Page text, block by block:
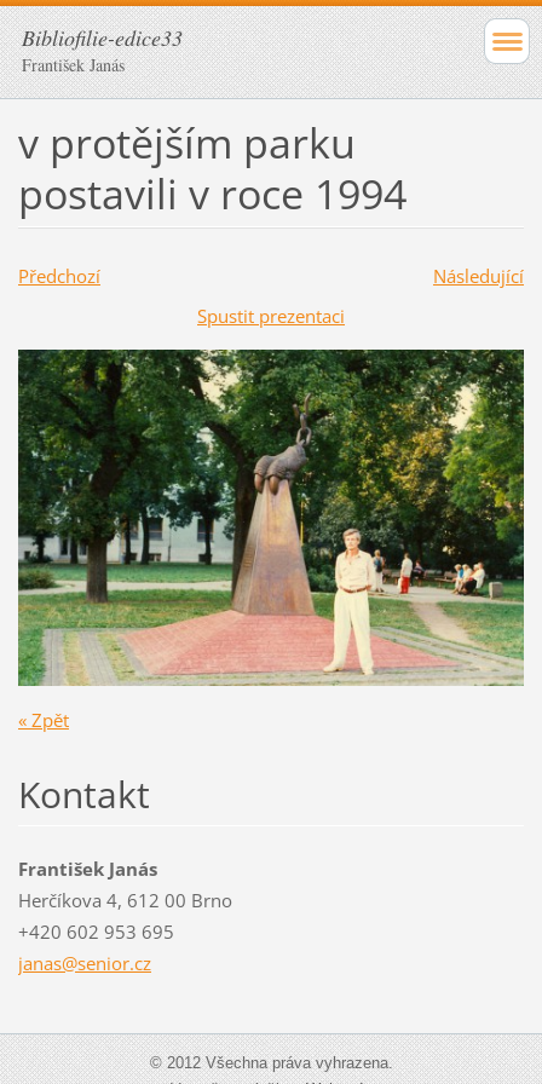
Bibliofilie-edice33
František Janás
v protějším parku
postavili v roce 1994
Předchozí
Následující
Spustit prezentaci
« Zpět
Kontakt
František Janás
Herčíkova 4, 612 00 Brno
+420 602 953 695
janas@senior.cz
© 2012 Všechna práva vyhrazena.